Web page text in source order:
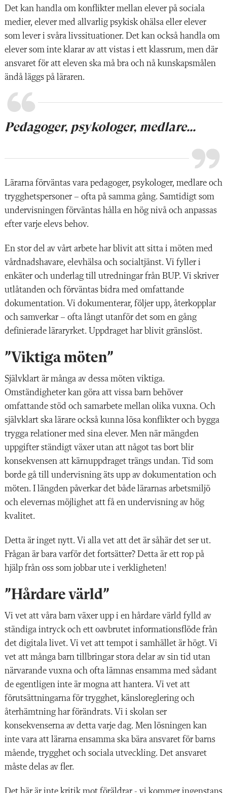
Det kan handla om konflikter mellan elever på sociala
medier, elever med allvarlig psykisk ohälsa eller elever
som lever i svåra livssituationer. Det kan också handla om
elever som inte klarar av att vistas i ett klassrum, men där
ansvaret för att eleven ska må bra och nå kunskapsmålen
ändå läggs på läraren.
Pedagoger, psykologer, medlare...
Lärarna förväntas vara pedagoger, psykologer, medlare och
trygghetspersoner – ofta på samma gång. Samtidigt som
undervisningen förväntas hålla en hög nivå och anpassas
efter varje elevs behov.
En stor del av vårt arbete har blivit att sitta i möten med
vårdnadshavare, elevhälsa och socialtjänst. Vi fyller i
enkäter och underlag till utredningar från BUP. Vi skriver
utlåtanden och förväntas bidra med omfattande
dokumentation. Vi dokumenterar, följer upp, återkopplar
och samverkar – ofta långt utanför det som en gång
definierade läraryrket. Uppdraget har blivit gränslöst.
”Viktiga möten”
Självklart är många av dessa möten viktiga.
Omständigheter kan göra att vissa barn behöver
omfattande stöd och samarbete mellan olika vuxna. Och
självklart ska lärare också kunna lösa konflikter och bygga
trygga relationer med sina elever. Men när mängden
uppgifter ständigt växer utan att något tas bort blir
konsekvensen att kärnuppdraget trängs undan. Tid som
borde gå till undervisning äts upp av dokumentation och
möten. I längden påverkar det både lärarnas arbetsmiljö
och elevernas möjlighet att få en undervisning av hög
kvalitet.
Detta är inget nytt. Vi alla vet att det är såhär det ser ut.
Frågan är bara varför det fortsätter? Detta är ett rop på
hjälp från oss som jobbar ute i verkligheten!
”Hårdare värld”
Vi vet att våra barn växer upp i en hårdare värld fylld av
ständiga intryck och ett oavbrutet informationsflöde från
det digitala livet. Vi vet att tempot i samhället är högt. Vi
vet att många barn tillbringar stora delar av sin tid utan
närvarande vuxna och ofta lämnas ensamma med sådant
de egentligen inte är mogna att hantera. Vi vet att
förutsättningarna för trygghet, känsloreglering och
återhämtning har förändrats. Vi i skolan ser
konsekvenserna av detta varje dag. Men lösningen kan
inte vara att lärarna ensamma ska bära ansvaret för barns
mående, trygghet och sociala utveckling. Det ansvaret
måste delas av fler.